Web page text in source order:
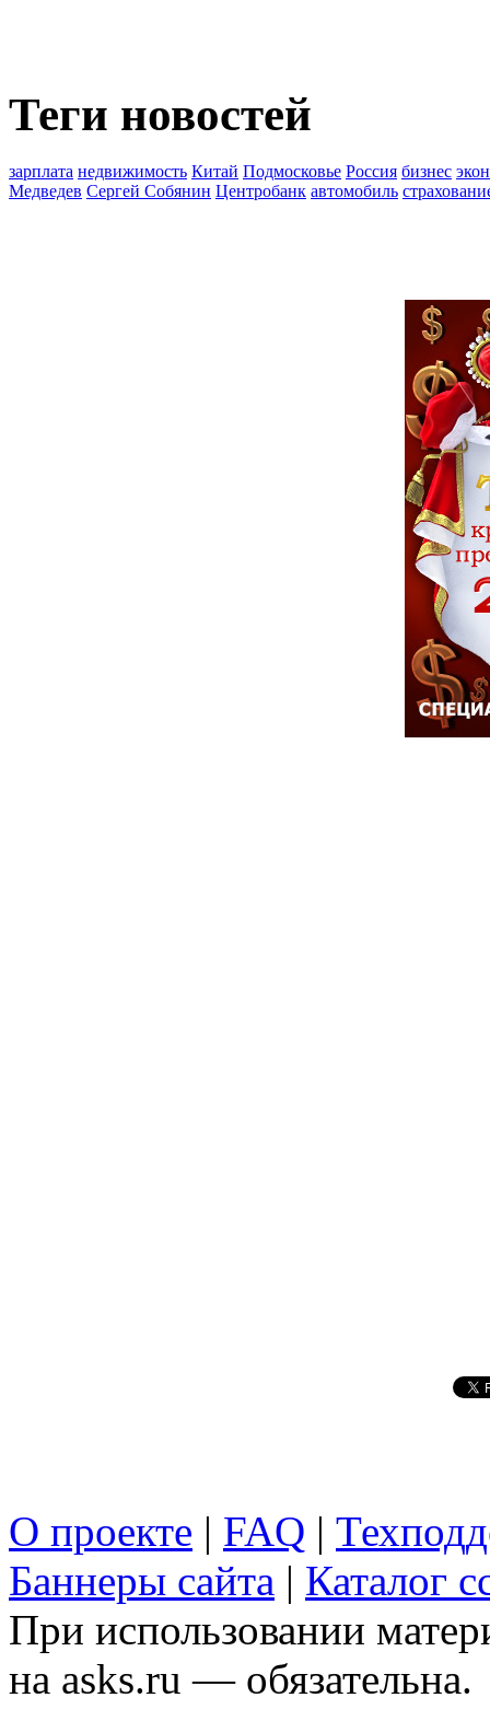
Теги новостей
зарплата недвижимость Китай Подмосковье Россия бизнес
Медведев Сергей Собянин Центробанк автомобиль
О проекте | FAQ |
Баннеры сайта | Каталог
При использовании
на asks.ru — обязательна.